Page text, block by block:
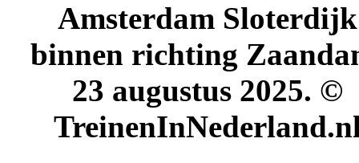
Amsterdam Sloterdijk
binnen richting
23 augustus 2025. ©